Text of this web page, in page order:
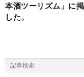
本酒ツーリズム」に
した。